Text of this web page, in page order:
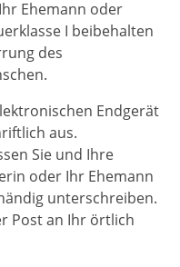
Ehemann oder
I beibehalten
des
Endgerät
aus.
Sie und Ihre
oder Ihr Ehemann
unterschreiben.
Post an Ihr örtlich